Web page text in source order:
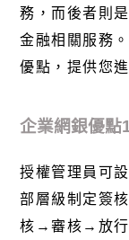
務，而後者則
金融相關服務
優點，提供您
企業網銀優點
授權管理員可
部層級制定簽
核→審核→放行